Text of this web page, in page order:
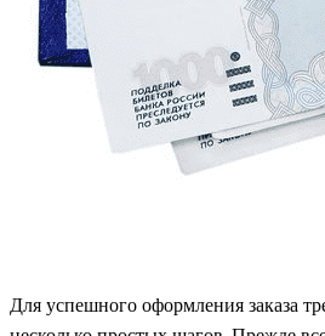
Для успешного оформления заказа